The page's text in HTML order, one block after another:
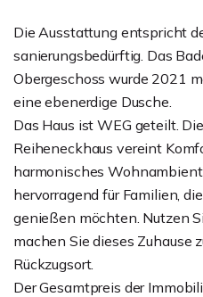
Die Ausstattung entspricht
sanierungsbedürftig. Das
Obergeschoss wurde 2021
eine ebenerdige Dusche.
Das Haus ist WEG geteilt.
Reiheneckhaus vereint
harmonisches
hervorragend für Familien,
genießen möchten. Nutzen
machen Sie dieses Zuhause
Rückzugsort.
Der Gesamtpreis der